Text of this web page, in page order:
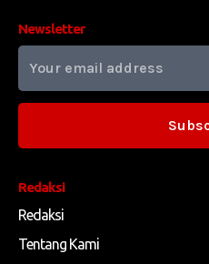
Redaksi
Redaksi
Tentang Kami
Newsletter